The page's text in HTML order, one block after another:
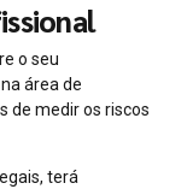
o seu
área de
de medir os riscos
terá